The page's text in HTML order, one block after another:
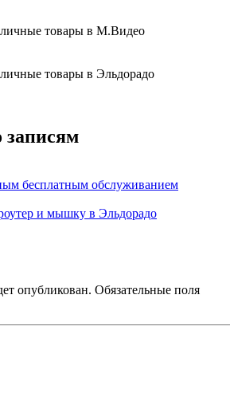
товары в М.Видео
товары в Эльдорадо
записям
бесплатным обслуживанием
и мышку в Эльдорадо
опубликован. Обязательные поля